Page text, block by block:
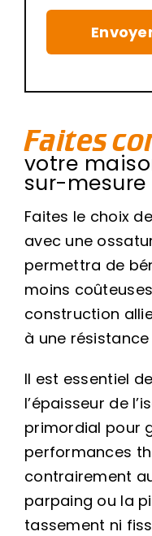
Faites
votre
sur-mesure
Faites le choix
avec une
permettra de
moins
construction
à une
Il est essentiel
l’épaisseur de
primordial pour
performances
contrairement
parpaing ou la
tassement ni